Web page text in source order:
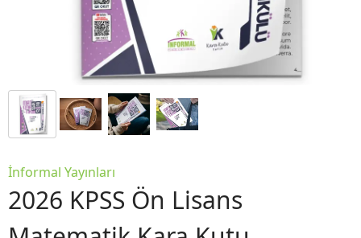
İnformal Yayınları
2026 KPSS Ön Lisans